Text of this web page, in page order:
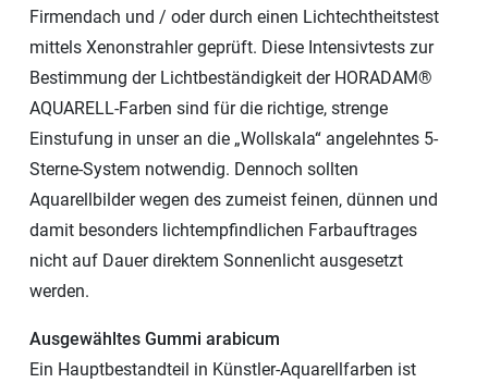
Firmendach und / oder durch einen Lichtechtheitstest
mittels Xenonstrahler geprüft. Diese Intensivtests zur
Bestimmung der Lichtbeständigkeit der HORADAM®
AQUARELL-Farben sind für die richtige, strenge
Einstufung in unser an die „Wollskala“ angelehntes 5-
Sterne-System notwendig. Dennoch sollten
Aquarellbilder wegen des zumeist feinen, dünnen und
damit besonders lichtempfindlichen Farbauftrages
nicht auf Dauer direktem Sonnenlicht ausgesetzt
werden.
Ausgewähltes Gummi arabicum
Ein Hauptbestandteil in Künstler-Aquarellfarben ist